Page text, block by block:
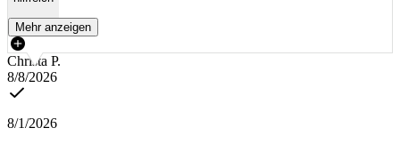
Mehr anzeigen
Christa P.
8/8/2026
8/1/2026